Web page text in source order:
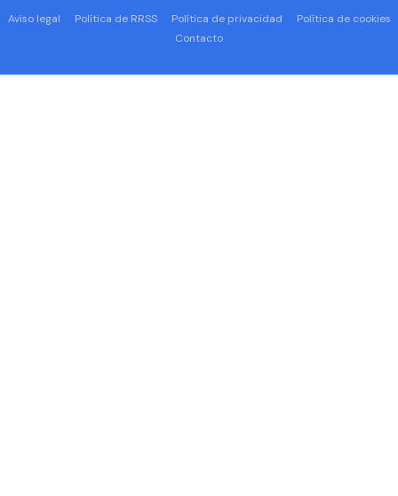
Aviso legal Política de RRSS Política de privacidad
Política de cookies
Contacto